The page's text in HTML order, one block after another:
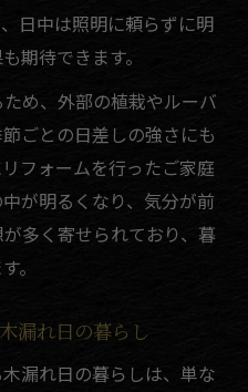
日中は照明に頼らずに明
期待できます。
め、外部の植栽やルーバ
ごとの日差しの強さにも
フォームを行ったご家庭
が明るくなり、気分が前
多く寄せられており、暮
。
漏れ日の暮らし
漏れ日の暮らしは、単な